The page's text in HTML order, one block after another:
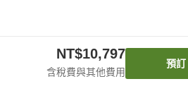
NT$10,797
含稅費與其他費用
預訂